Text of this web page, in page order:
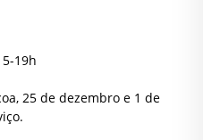
19h
25 de dezembro e 1 de